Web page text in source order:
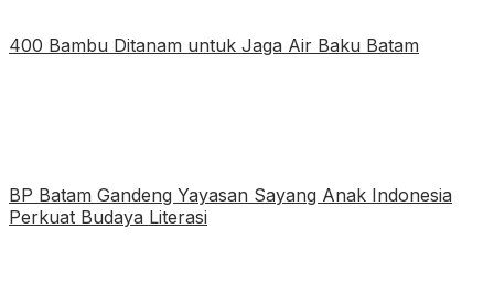
400 Bambu Ditanam untuk Jaga Air Baku Batam
BP Batam Gandeng Yayasan Sayang Anak Indonesia
Perkuat Budaya Literasi